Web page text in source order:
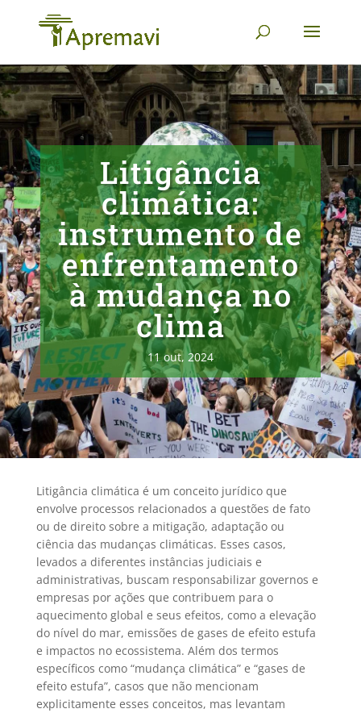
Litigância
climática:
instrumento de
enfrentamento
à mudança no
clima
11 out, 2024
Litigância climática é um conceito jurídico que
envolve processos relacionados a questões de fato
ou de direito sobre a mitigação, adaptação ou
ciência das mudanças climáticas. Esses casos,
levados a diferentes instâncias judiciais e
administrativas, buscam responsabilizar governos e
empresas por ações que contribuem para o
aquecimento global e seus efeitos, como a elevação
do nível do mar, emissões de gases de efeito estufa
e impactos no ecossistema. Além dos termos
específicos como “mudança climática” e “gases de
efeito estufa”, casos que não mencionam
explicitamente esses conceitos, mas levantam